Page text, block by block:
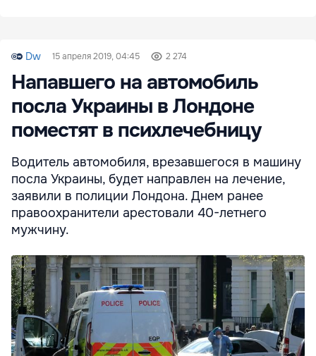
Dw 15 апреля 2019, 04:45 2 274
Напавшего на автомобиль
посла Украины в Лондоне
поместят в психлечебницу
Водитель автомобиля, врезавшегося в машину
посла Украины, будет направлен на лечение,
заявили в полиции Лондона. Днем ранее
правоохранители арестовали 40-летнего
мужчину.